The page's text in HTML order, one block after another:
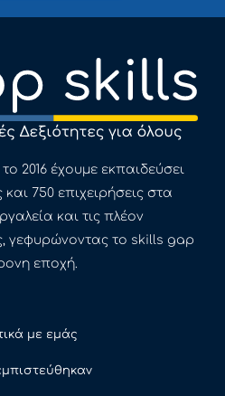
2016 έχουμε εκπαιδεύσει
750 επιχειρήσεις στα
και τις πλέον
γεφυρώνοντας το skills gap
εποχή.
με εμάς